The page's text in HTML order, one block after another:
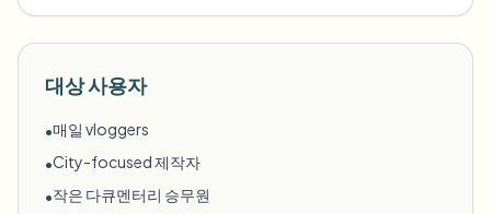
대상 사용자
•매일 vloggers
•City-focused 제작자
•작은 다큐멘터리 승무원